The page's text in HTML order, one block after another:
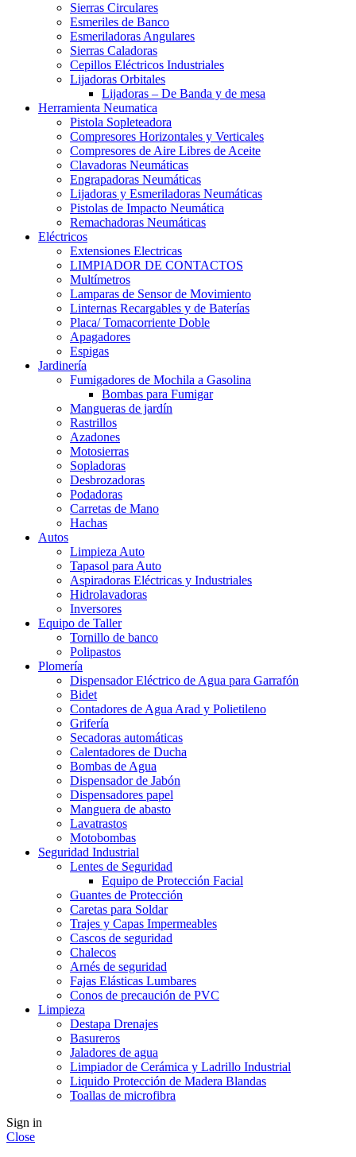
Sierras Circulares
Esmeriles de Banco
Esmeriladoras Angulares
Sierras Caladoras
Cepillos Eléctricos Industriales
Lijadoras Orbitales
Lijadoras – De Banda y de mesa
Herramienta Neumatica
Pistola Sopleteadora
Compresores Horizontales y Verticales
Compresores de Aire Libres de Aceite
Clavadoras Neumáticas
Engrapadoras Neumáticas
Lijadoras y Esmeriladoras Neumáticas
Pistolas de Impacto Neumática
Remachadoras Neumáticas
Eléctricos
Extensiones Electricas
LIMPIADOR DE CONTACTOS
Multímetros
Lamparas de Sensor de Movimiento
Linternas Recargables y de Baterías
Placa/ Tomacorriente Doble
Apagadores
Espigas
Jardinería
Fumigadores de Mochila a Gasolina
Bombas para Fumigar
Mangueras de jardín
Rastrillos
Azadones
Motosierras
Sopladoras
Desbrozadoras
Podadoras
Carretas de Mano
Hachas
Autos
Limpieza Auto
Tapasol para Auto
Aspiradoras Eléctricas y Industriales
Hidrolavadoras
Inversores
Equipo de Taller
Tornillo de banco
Polipastos
Plomería
Dispensador Eléctrico de Agua para Garrafón
Bidet
Contadores de Agua Arad y Polietileno
Grifería
Secadoras automáticas
Calentadores de Ducha
Bombas de Agua
Dispensador de Jabón
Dispensadores papel
Manguera de abasto
Lavatrastos
Motobombas
Seguridad Industrial
Lentes de Seguridad
Equipo de Protección Facial
Guantes de Protección
Caretas para Soldar
Trajes y Capas Impermeables
Cascos de seguridad
Chalecos
Arnés de seguridad
Fajas Elásticas Lumbares
Conos de precaución de PVC
Limpieza
Destapa Drenajes
Basureros
Jaladores de agua
Limpiador de Cerámica y Ladrillo Industrial
Liquido Protección de Madera Blandas
Toallas de microfibra
Sign in
Close